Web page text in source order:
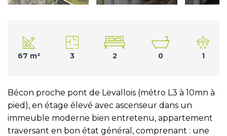
67 m² 3 2 0 1
Bécon proche pont de Levallois (métro L3 à 10mn à
pied), en étage élevé avec ascenseur dans un
immeuble moderne bien entretenu, appartement
traversant en bon état général, comprenant : une